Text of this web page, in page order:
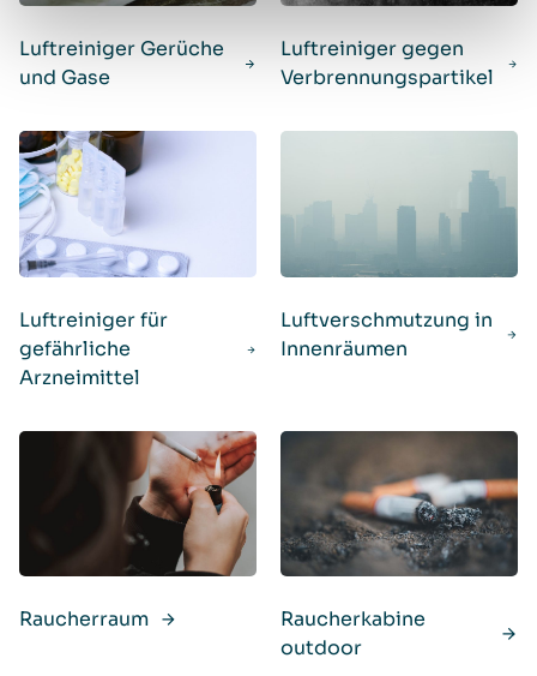
Luftreiniger Gerüche
und Gase
Luftreiniger gegen
Verbrennungspartikel
Luftreiniger für
gefährliche
Arzneimittel
Luftverschmutzung in
Innenräumen
Raucherraum
Raucherkabine
outdoor